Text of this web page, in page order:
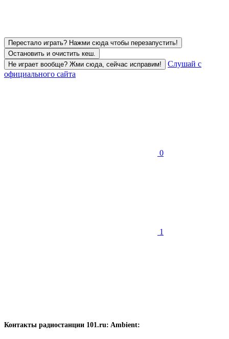
Перестало играть? Нажми сюда чтобы перезапустить!
Остановить и очистить кеш.
Не играет вообще? Жми сюда, сейчас исправим!
Слушай с
официального сайта
0
1
Контакты радиостанции 101.ru: Ambient: